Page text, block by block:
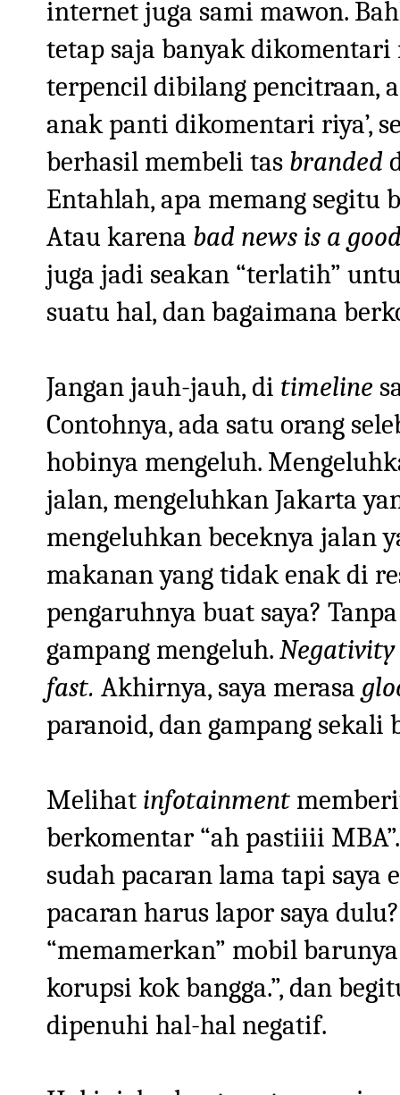
internet juga sami mawon.
tetap saja banyak dikomentari
terpencil dibilang pencitraan,
anak panti dikomentari riya’,
berhasil membeli tas branded
Entahlah, apa memang
Atau karena bad news is a
juga jadi seakan “terlatih”
suatu hal, dan bagaimana
Jangan jauh-jauh, di timeline
Contohnya, ada satu orang
hobinya mengeluh.
jalan, mengeluhkan Jakarta
mengeluhkan beceknya jalan
makanan yang tidak enak di
pengaruhnya buat saya?
gampang mengeluh.Negativity
fast. Akhirnya, saya merasa
paranoid, dan gampang sekali
Melihat infotainment
berkomentar “ah pastiiii
sudah pacaran lama tapi saya
pacaran harus lapor saya
“memamerkan” mobil
korupsi kok bangga.”, dan
dipenuhi hal-hal negatif.